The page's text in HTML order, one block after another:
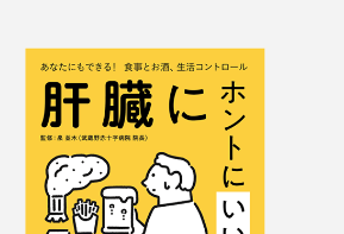
肝臓にホントにいい
こと帳